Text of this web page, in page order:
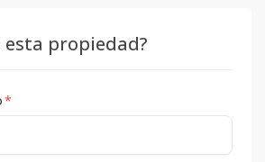
esta propiedad?
*